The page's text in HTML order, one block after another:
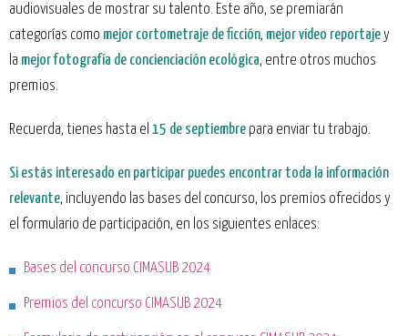
audiovisuales de mostrar su talento. Este año, se premiarán
categorías como mejor cortometraje de ficción, mejor vídeo reportajey
la mejor fotografía de concienciación ecológica, entre otros muchos
premios.
Recuerda, tienes hasta el 15 de septiembre para enviar tu trabajo.
Si estás interesado en participar puedes encontrar toda la información
relevante, incluyendo las bases del concurso, los premios ofrecidos y
el formulario de participación, en los siguientes enlaces:
Bases del concurso CIMASUB 2024
Premios del concurso CIMASUB 2024